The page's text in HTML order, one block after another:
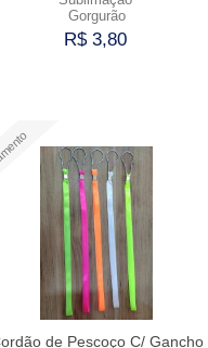
Gorgurão
R$ 3,80
de Pescoço C/ Gancho